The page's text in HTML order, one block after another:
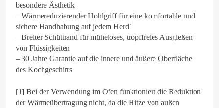
besondere Ästhetik
– Wärmereduzierender Hohlgriff für eine komfortable und
sichere Handhabung auf jedem Herd1
– Breiter Schüttrand für müheloses, tropffreies Ausgießen
von Flüssigkeiten
– 30 Jahre Garantie auf die innere und äußere Oberfläche
des Kochgeschirrs
[1] Bei der Verwendung im Ofen funktioniert die Reduktion
der Wärmeübertragung nicht, da die Hitze von außen